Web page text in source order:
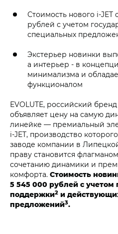
Стоимость нового i‑JET
рублей с учетом
специальных
Экстерьер новинки
а интерьер - в
минимализма и
функционалом
EVOLUTE, российский
объявляет цену на самую
линейке — премиальный
i‑JET, производство
заводе компании в
праву становится
сочетанию динамики и
комфорта. Стоимость
5 545 000 рублей с учетом
поддержки2 и
предложений3.